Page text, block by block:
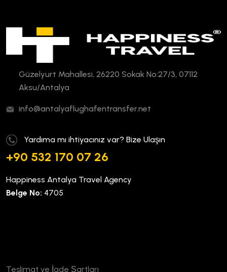
Güzelyurt Mahallesi, 26220 Sokak No:27/3, 07112
Aksu/Antalya
info@antalyaflughafentransfer.net
Yardıma mı ihtiyacınız var? Bize Ulaşın
+90 532 170 07 26
Happiness Antalya Travel Agency
Belge No: 4705
Teslimat ve İade Şartları